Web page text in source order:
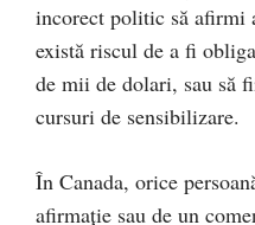
incorect politic să afirmi
există riscul de a fi
de mii de dolari, sau să
cursuri de sensibilizare.
În Canada, orice
afirmație sau de un